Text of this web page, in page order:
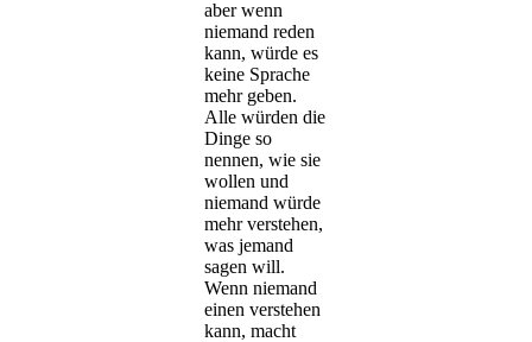
aber wenn
niemand reden
kann, würde es
keine Sprache
mehr geben.
Alle würden die
Dinge so
nennen, wie sie
wollen und
niemand würde
mehr verstehen,
was jemand
sagen will.
Wenn niemand
einen verstehen
kann, macht